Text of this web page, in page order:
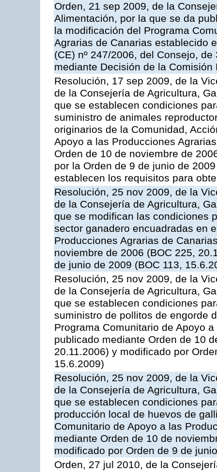
Orden, 21 sep 2009, de la
Alimentación, por la que se da
la modificación del Programa
Agrarias de Canarias establecido
(CE) nº 247/2006, del Consejo,
mediante Decisión de la
Resolución, 17 sep 2009, de la
de la Consejería de Agricultura,
que se establecen condiciones
suministro de animales
originarios de la Comunidad,
Apoyo a las Producciones
Orden de 10 de noviembre de
por la Orden de 9 de junio de
establecen los requisitos para
Resolución, 25 nov 2009, de la
de la Consejería de Agricultura,
que se modifican las condiciones
sector ganadero encuadradas en
Producciones Agrarias de
noviembre de 2006 (BOC 225,
de junio de 2009 (BOC 113,
Resolución, 25 nov 2009, de la
de la Consejería de Agricultura,
que se establecen condiciones
suministro de pollitos de engorde
Programa Comunitario de Apoyo
publicado mediante Orden de 10
20.11.2006) y modificado por
15.6.2009)
Resolución, 25 nov 2009, de la
de la Consejería de Agricultura,
que se establecen condiciones
producción local de huevos de
Comunitario de Apoyo a las
mediante Orden de 10 de
modificado por Orden de 9 de
Orden, 27 jul 2010, de la